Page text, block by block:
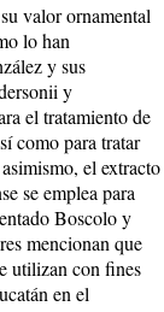
valor ornamental
lo han
y sus
y
el tratamiento de
como para tratar
el extracto
se emplea para
Boscolo y
mencionan que
utilizan con fines
en el